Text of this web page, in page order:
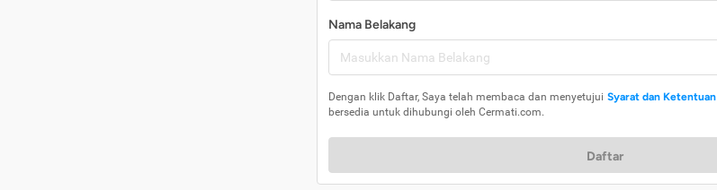
Nama Belakang
Dengan klik Daftar, Saya telah membaca dan menyetujui Syarat dan Ketentuan
bersedia untuk dihubungi oleh Cermati.com.
Daftar